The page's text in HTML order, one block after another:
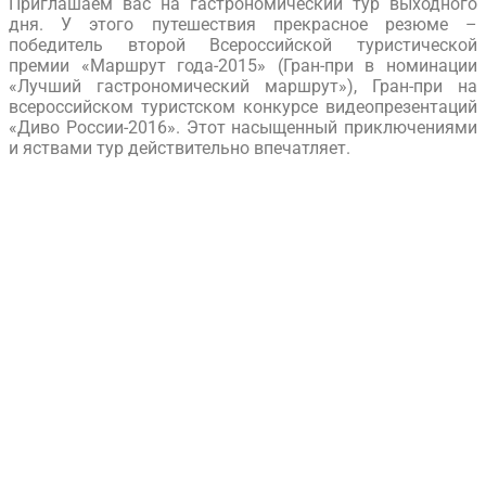
дня. У этого путешествия прекрасное резюме –
победитель второй Всероссийской туристической
премии «Маршрут года-2015» (Гран-при в номинации
«Лучший гастрономический маршрут»), Гран-при на
всероссийском туристском конкурсе видеопрезентаций
«Диво России-2016». Этот насыщенный приключениями
и яствами тур действительно впечатляет.